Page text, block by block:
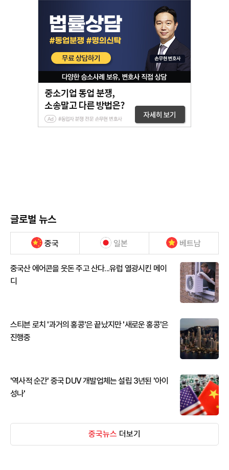
글로벌 뉴스
중국 일본 베트남
중국산 에어콘을 웃돈 주고 산다...유럽 열광시킨 메이
디
스티븐 로치 '과거의 홍콩'은 끝났지만 '새로운 홍콩'은
진행중
'역사적 순간' 중국 DUV 개발업체는 설립 3년된 '아이
성나'
중국뉴스 더보기